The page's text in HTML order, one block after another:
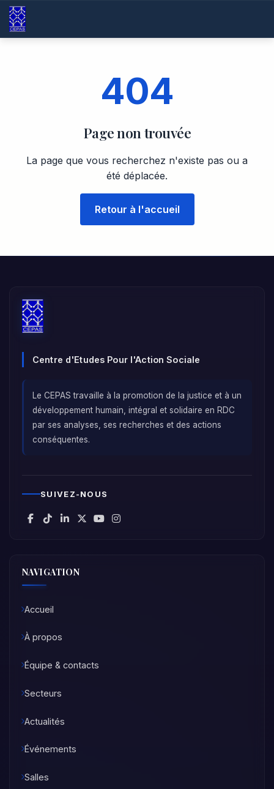
404
Page non trouvée
La page que vous recherchez n'existe pas ou a
été déplacée.
Retour à l'accueil
Centre d'Etudes Pour l'Action Sociale
Le CEPAS travaille à la promotion de la justice et à un
développement humain, intégral et solidaire en RDC
par ses analyses, ses recherches et des actions
conséquentes.
SUIVEZ-NOUS
NAVIGATION
Accueil
À propos
Équipe & contacts
Secteurs
Actualités
Événements
Salles